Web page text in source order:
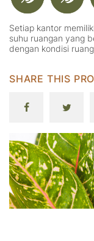
Setiap kantor
suhu ruangan yang
dengan kondisi
SHARE THIS